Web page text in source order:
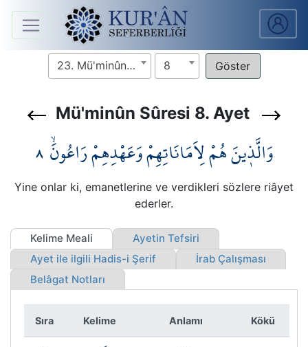
Anasayfa
Ders
Kur'ân
Seferberliği
Kökler
23. Mü'minûn Sûresi 8
Mü'minûn Sûresi 8. Ayet
وَالَّذ۪ينَ هُمْ لِاَمَانَاتِهِمْ وَعَهْدِهِمْ رَاعُونَۙ٨
Yine onlar ki, emanetlerine ve verdikleri sözlere riâyet
ederler.
Kelime Meali
Ayetin Tefsiri
Ayet ile ilgili Hadis-i Şerif
İrab Çalışması
Belâgat Notları
Sıra Kelime Anlamı Kökü